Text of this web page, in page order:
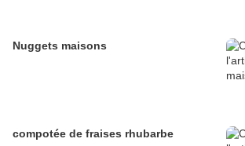
Nuggets maisons
compotée de fraises rhubarbe